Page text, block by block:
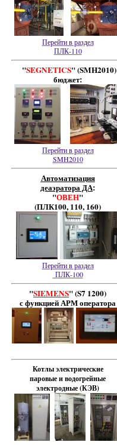
Перейти в раздел
ПЛК-110
"SEGNETICS" (SMH2010)
бюджет:
Перейти в раздел
SMH2010
Автоматизация
деаэратора ДА:
"ОВЕН"
(ПЛК100, 110, 160)
Перейти в раздел
ПЛК-100
"SIEMENS" (S7 1200)
с функцией АРМ оператора
Котлы электрические
паровые иводогрейные
электродные (КЭВ)